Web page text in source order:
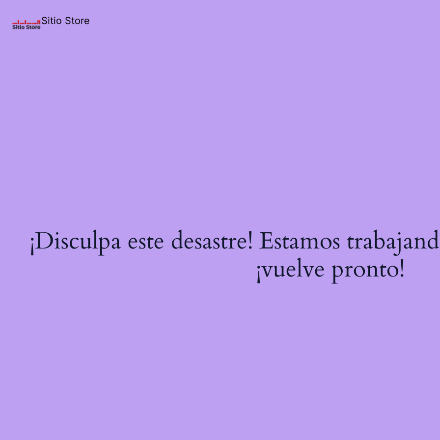
Sitio Store
¡Disculpa este desastre! Estamos
¡vuelve pronto!